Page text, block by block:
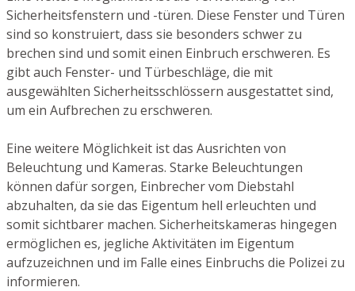
Sicherheitsfenstern und -türen. Diese Fenster und Türen
sind so konstruiert, dass sie besonders schwer zu
brechen sind und somit einen Einbruch erschweren. Es
gibt auch Fenster- und Türbeschläge, die mit
ausgewählten Sicherheitsschlössern ausgestattet sind,
um ein Aufbrechen zu erschweren.
Eine weitere Möglichkeit ist das Ausrichten von
Beleuchtung und Kameras. Starke Beleuchtungen
können dafür sorgen, Einbrecher vom Diebstahl
abzuhalten, da sie das Eigentum hell erleuchten und
somit sichtbarer machen. Sicherheitskameras hingegen
ermöglichen es, jegliche Aktivitäten im Eigentum
aufzuzeichnen und im Falle eines Einbruchs die Polizei zu
informieren.